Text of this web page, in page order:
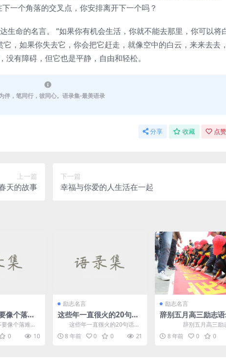
一个角落的交叉点，你安排离开下一个吗？
命的名言。 “如果你有机会生活，你就不能去那里，你可以将
，如果你失去它，你会把它赶走，就像空中的白云，来来去去
没有障碍，但它也是平静，自由和轻松。
伴，笔同行，彼同心。语录集-最美语录
分享 收藏 点
上一篇
天的故事
下一篇
幸福与你爱的人生活在一起
像个落难
的不幸
像个落难
的不幸 1、
都羡慕...
0 10
励志名言
这些年一直很火的20句
话，无限经典
这些年一直很火的20句话，
无限经典 1、爱你的人，会
爱上你的缺点;不爱你...
8 年前 0 0 21
励志名言
辞别五月高三励志语
月再会欢迎高考送
的励志名言
辞别五月高三励
五月再会给高三门生的励
邻近高...
8 年前 0 0